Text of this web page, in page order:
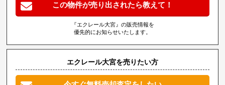
この物件が売り出されたら教えて！
『エクレール大宮』の販売情報を
優先的にお知らせいたします。
エクレール大宮を売りたい方